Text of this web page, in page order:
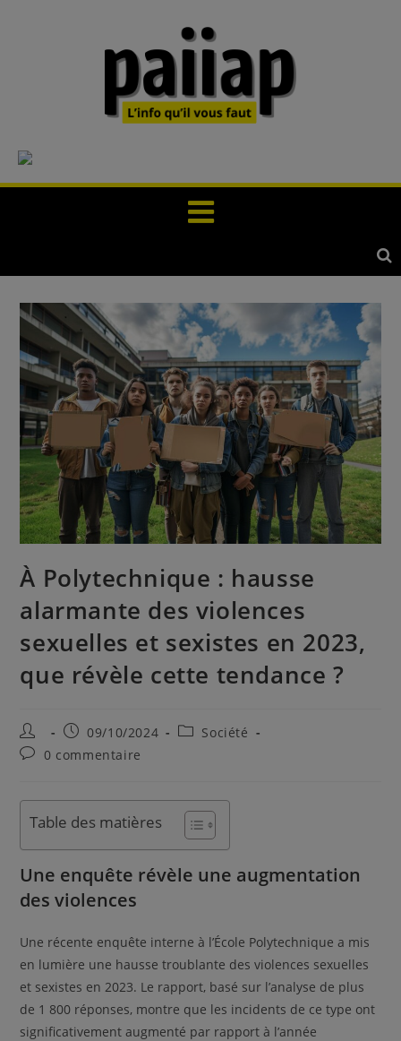
À Polytechnique : hausse
alarmante des violences
sexuelles et sexistes en 2023,
que révèle cette tendance ?
09/10/2024
Société
0 commentaire
Table des matières
Une enquête révèle une augmentation
des violences
Une récente enquête interne à l’École Polytechnique a mis
en lumière une hausse troublante des violences sexuelles
et sexistes en 2023. Le rapport, basé sur l’analyse de plus
de 1 800 réponses, montre que les incidents de ce type ont
significativement augmenté par rapport à l’année